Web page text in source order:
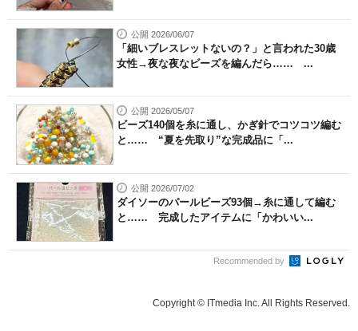
公開 2026/06/07
「細いブレスレットないの？」と言われた30歳
女性→夜な夜なビーズを編んだら…… ...
公開 2026/05/07
ビーズ140個を糸に通し、かぎ針でコツコツ編む
と…… “夏を先取り”な完成品に「...
公開 2026/07/02
ダイソーのパールビーズ93個→糸に通して編む
と…… 完成したアイテムに「かわいい...
Recommended by
Copyright © ITmedia Inc. All Rights Reserved.